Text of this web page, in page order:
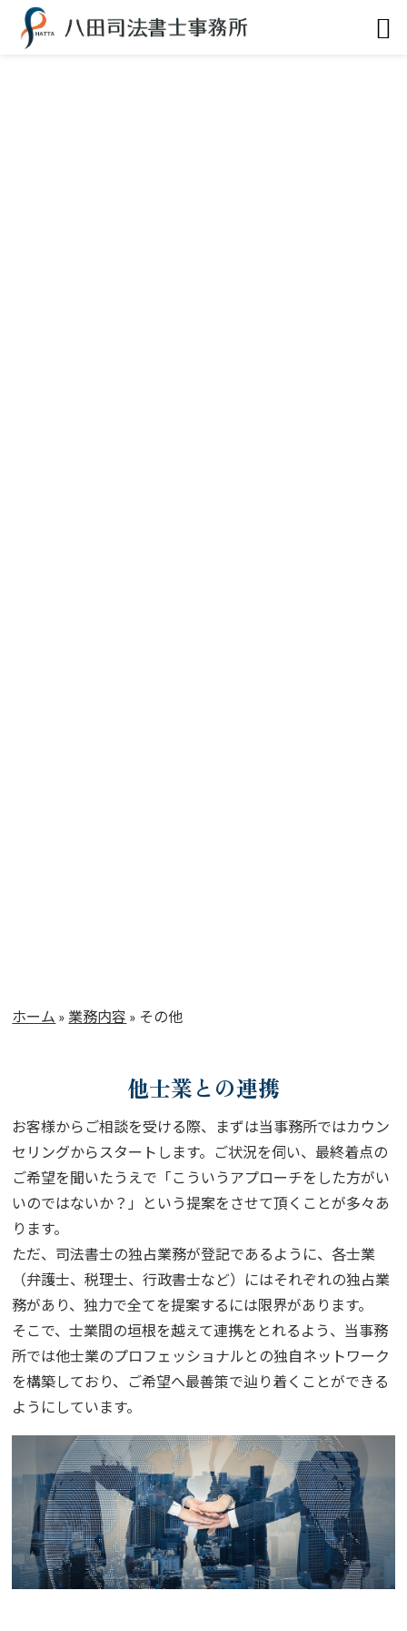
ホーム » 業務内容 » その他
他士業との連携
お客様からご相談を受ける際、まずは当事務所ではカウン
セリングからスタートします。ご状況を伺い、最終着点の
ご希望を聞いたうえで「こういうアプローチをした方がい
いのではないか？」という提案をさせて頂くことが多々あ
ります。
ただ、司法書士の独占業務が登記であるように、各士業
（弁護士、税理士、行政書士など）にはそれぞれの独占業
務があり、独力で全てを提案するには限界があります。
そこで、士業間の垣根を越えて連携をとれるよう、当事務
所では他士業のプロフェッショナルとの独自ネットワーク
を構築しており、ご希望へ最善策で辿り着くことができる
ようにしています。